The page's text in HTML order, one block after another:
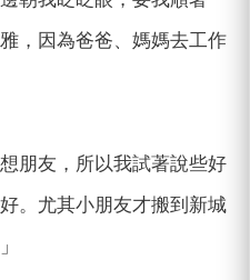
，因為爸爸、媽媽去工作
朋友，所以我試著說些好
。尤其小朋友才搬到新城